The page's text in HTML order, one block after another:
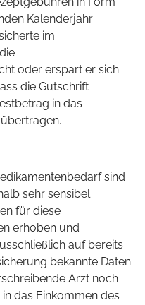
Kalenderjahr
im
oder erspart er sich
die Gutschrift
in das
sind
sehr sensibel
für diese
erhoben und
auf bereits
bekannte Daten
Arzt noch
das Einkommen des